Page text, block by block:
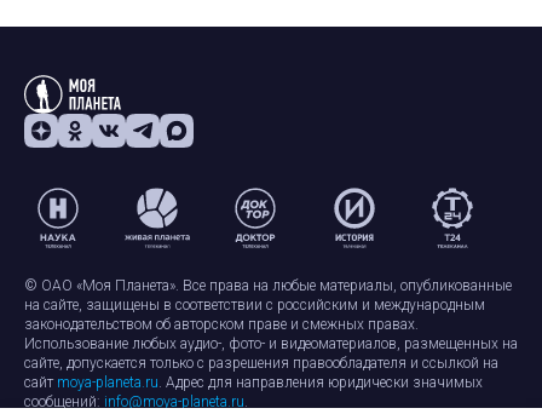
© ОАО «Моя Планета». Все права на любые материалы, опубликованные
на сайте, защищены в соответствии с российским и международным
законодательством об авторском праве и смежных правах.
Использование любых аудио-, фото- и видеоматериалов, размещенных на
сайте, допускается только с разрешения правообладателя и ссылкой на
сайт moya-planeta.ru. Адрес для направления юридически значимых
сообщений: info@moya-planeta.ru.